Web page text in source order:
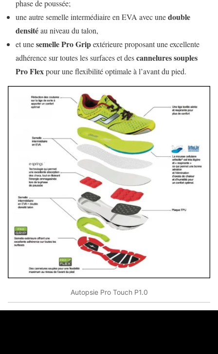
phase de poussée;
une autre semelle intermédiaire en EVA avec unedouble
densitéau niveau du talon,
et unesemelle Pro Gripextérieure proposant une excellente
adhérence sur toutes les surfaces et descannelures souples
Pro Flexpour une flexibilité optimale à l’avant du pied.
Autopsie Pro Touch P1.0